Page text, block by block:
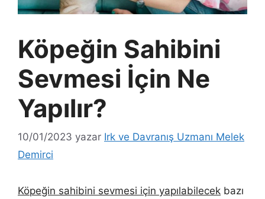
Köpeğin Sahibini
Sevmesi İçin Ne
Yapılır?
10/01/2023 yazar Irk ve Davranış Uzmanı Melek
Demirci
Köpeğin sahibini sevmesi için yapılabilecek bazı